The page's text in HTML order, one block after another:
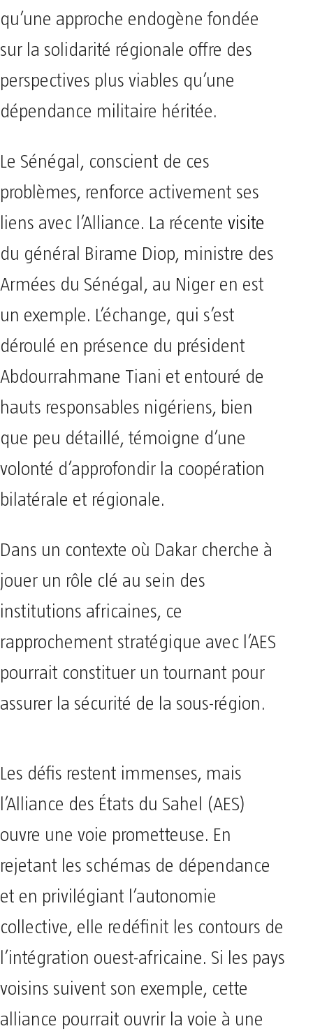
qu’une approche endogène fondée
sur la solidarité régionale offre des
perspectives plus viables qu’une
dépendance militaire héritée.
Le Sénégal, conscient de ces
problèmes, renforce activement ses
liens avec l’Alliance. La récente visite
du général Birame Diop, ministre des
Armées du Sénégal, au Niger en est
un exemple. L’échange, qui s’est
déroulé en présence du président
Abdourrahmane Tiani et entouré de
hauts responsables nigériens, bien
que peu détaillé, témoigne d’une
volonté d’approfondir la coopération
bilatérale et régionale.
Dans un contexte où Dakar cherche à
jouer un rôle clé au sein des
institutions africaines, ce
rapprochement stratégique avec l’AES
pourrait constituer un tournant pour
assurer la sécurité de la sous-région.
Les défis restent immenses, mais
l’Alliance des États du Sahel (AES)
ouvre une voie prometteuse. En
rejetant les schémas de dépendance
et en privilégiant l’autonomie
collective, elle redéfinit les contours de
l’intégration ouest-africaine. Si les pays
voisins suivent son exemple, cette
alliance pourrait ouvrir la voie à une